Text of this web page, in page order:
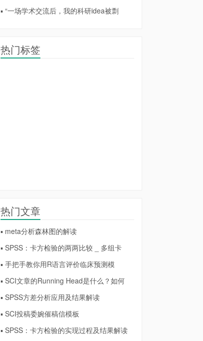
▪ “一场学术交流后，我的科研idea被剽
热门标签
热门文章
▪ meta分析森林图的解读
▪ SPSS：卡方检验的两两比较 _ 多组卡
▪ 手把手教你用R语言评价临床预测模
▪ SCI文章的Running Head是什么？如何
▪ SPSS方差分析应用及结果解读
▪ SCI投稿委婉催稿信模板
▪ SPSS：卡方检验的实现过程及结果解读